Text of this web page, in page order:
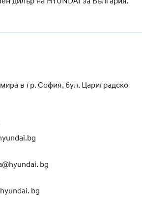
в гр. София, бул. Цариградско
bg
bg